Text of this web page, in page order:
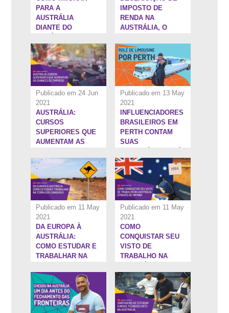
PARA A
AUSTRÁLIA
DIANTE DO
IMPOSTO DE
RENDA NA
AUSTRÁLIA, O
Publicado em 24 Jun
2021
AUSTRÁLIA:
CURSOS
SUPERIORES QUE
AUMENTAM AS
EMPREGO
Publicado em 13 May
2021
INFLUENCIADORES
BRASILEIROS EM
PERTH CONTAM
SUAS
A AUSTRÁLIA
Publicado em 11 May
2021
DA EUROPA À
AUSTRÁLIA:
COMO ESTUDAR E
TRABALHAR NA
CANGURUS
Publicado em 11 May
2021
1:19:0''
COMO
CONQUISTAR SEU
VISTO DE
TRABALHO NA
ATRAVÉS DE UM
MBA
1:36:12''